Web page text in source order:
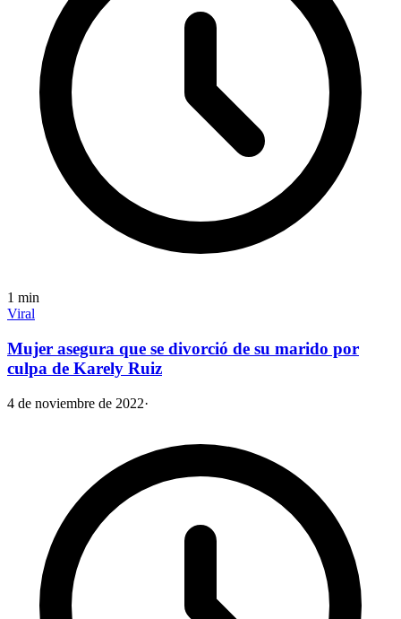
1 min
Viral
Mujer asegura que se divorció de su marido por
culpa de Karely Ruiz
4 de noviembre de 2022·